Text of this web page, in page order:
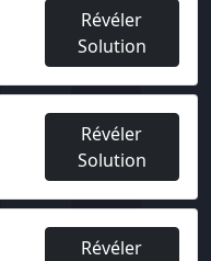
Révéler
Solution
Révéler
Solution
Révéler